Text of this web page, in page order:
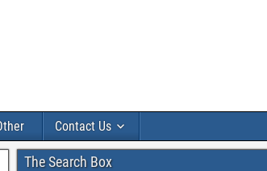
Contact Us
The Search Box